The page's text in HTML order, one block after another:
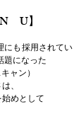
U】
にも採用されてい
題になった
ャン）
、
めとして